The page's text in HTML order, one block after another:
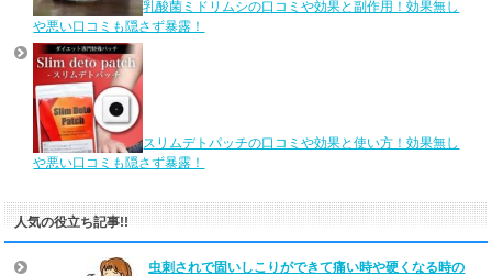
乳酸菌ミドリムシの口コミや効果と副作用！効果無し
や悪い口コミも隠さず暴露！
スリムデトパッチの口コミや効果と使い方！効果無し
や悪い口コミも隠さず暴露！
人気の役立ち記事!!
虫刺されで固いしこりができて痛い時や硬くなる時の